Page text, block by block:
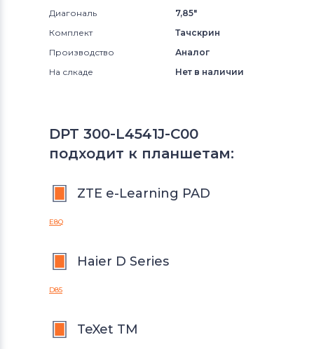
Диагональ
7,85"
Комплект
Тачскрин
Производство
Аналог
На слкаде
Нет в наличии
DPT 300-L4541J-C00
подходит к планшетам:
ZTE e-Learning PAD
E8Q
Haier D Series
D85
TeXet TM